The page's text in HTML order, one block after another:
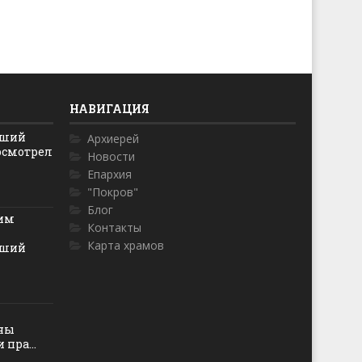
пра...
НАВИГАЦИЯ
Архиерей
Новости
Епархия
"Покров"
Блог
Контакты
Карта храмов